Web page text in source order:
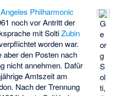
G
e
or
g
S
ol
ti,
Philharmonic
noch vor Antritt der
mit SoltiZubin
worden war.
aber den Posten nach
nicht annehmen. Dafür
Amtszeit am
Nach der Trennung